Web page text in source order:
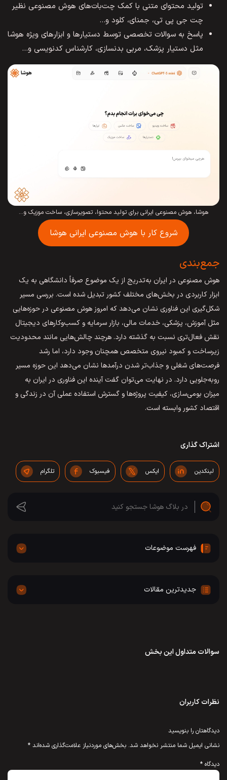
تولید محتوای متنی با کمک چت‌بات‌های هوش مصنوعی نظیر
چت جی پی تی، جمنای، کلود و…
پاسخ به سوالات تخصصی توسط دستیارها و ابزارهای ویژه هوشا
مثل دستیار پزشک، مربی بدنسازی، کارشناس کدنویسی و…
هوشا، هوش مصنوعی ایرانی برای تولید محتوا، تصویرسازی، ساخت موزیک و…
شروع کار با هوش مصنوعی ایرانی هوشا
جمع‌بندی
هوش مصنوعی در ایران به‌تدریج از یک موضوع صرفاً دانشگاهی به یک
ابزار کاربردی در بخش‌های مختلف کشور تبدیل شده است. بررسی مسیر
شکل‌گیری این فناوری نشان می‌دهد که امروز هوش مصنوعی در حوزه‌هایی
مثل آموزش، پزشکی، خدمات مالی، بازار سرمایه و کسب‌وکارهای دیجیتال
نقش فعال‌تری نسبت به گذشته دارد. هرچند چالش‌هایی مانند محدودیت
زیرساخت و کمبود نیروی متخصص همچنان وجود دارد، اما رشد
فرصت‌های شغلی و جذاب‌تر شدن درآمدها نشان می‌دهد این حوزه مسیر
رو‌به‌جلویی دارد. در نهایت می‌توان گفت آینده این فناوری در ایران به
میزان بومی‌سازی، کیفیت پروژه‌ها و گسترش استفاده عملی آن در زندگی و
اقتصاد کشور وابسته است.
اشتراک گذاری
لینکدین ایکس فیسبوک تلگرام
فهرست موضوعات
جدیدترین مقالات
سوالات متداول این بخش
نظرات کاربران
دیدگاهتان را بنویسید
نشانی ایمیل شما منتشر نخواهد شد. بخش‌های موردنیاز علامت‌گذاری شده‌اند *
دیدگاه *